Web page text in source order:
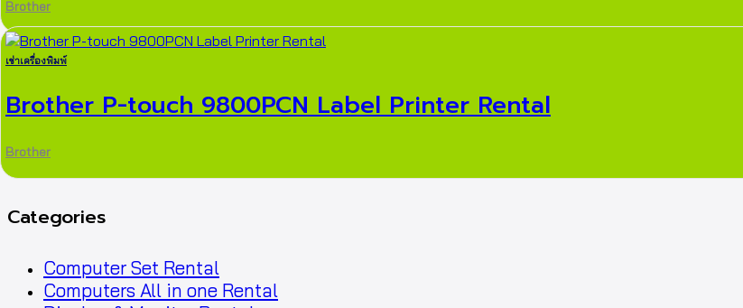
Brother
เช่าเครื่องพิมพ์
Brother P-touch 9800PCN Label Printer Rental
Brother
Categories
Computer Set Rental
Computers All in one Rental